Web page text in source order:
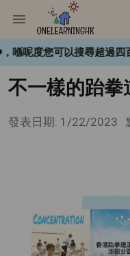
呢度您可以搜尋超過四百
不一樣的跆拳
發表日期: 1/22/2023